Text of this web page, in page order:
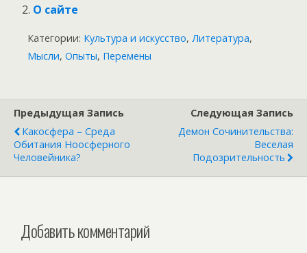
О сайте
Категории: Культура и искусство, Литература,
Мысли, Опыты, Перемены
Предыдущая Запись
Какосфера – Среда
Обитания Ноосферного
Человейника?
Следующая Запись
Демон Сочинительства:
Веселая
Подозрительность
Добавить комментарий